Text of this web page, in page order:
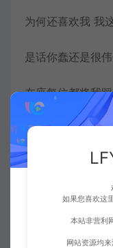
为何还喜欢我 我
是话你蠢还是很
在座每位都将我
但你亦永远不见怪
何必跟我 我这种
活大半生还是很
如果您喜欢这
本站非营利
网站资源均